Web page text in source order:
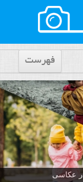
فهرست
عکاسی